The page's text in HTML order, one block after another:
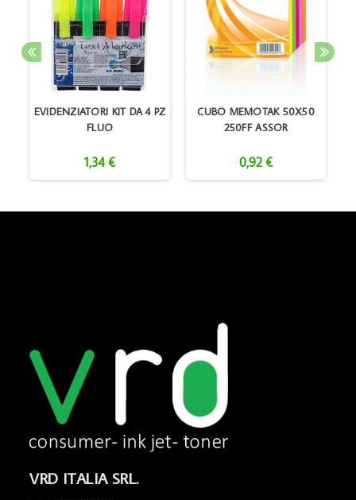
EVIDENZIATORI KIT DA 4 PZ
FLUO
1,34 €
CUBO MEMOTAK 50X50
250FF ASSOR
0,92 €
VRD ITALIA SRL.